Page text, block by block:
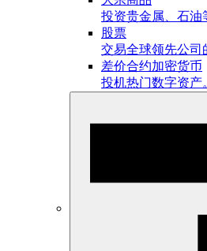
投资贵金属、石油
股票
交易全球领先公司
差价合约加密货币
投机热门数字资产